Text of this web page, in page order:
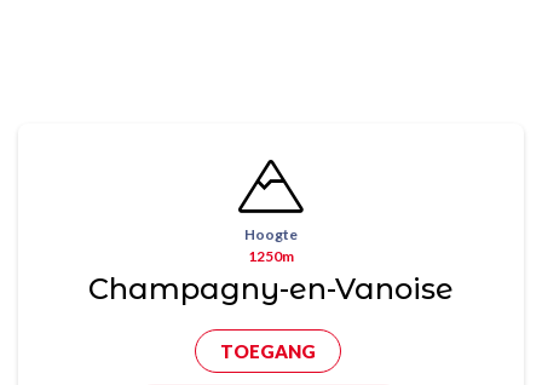
Hoogte
1250m
Champagny-en-Vanoise
TOEGANG